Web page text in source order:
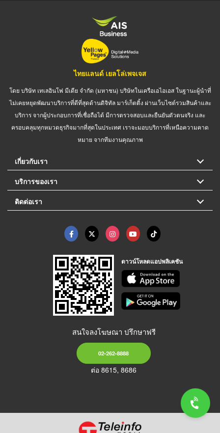
ไทยแลนด์ เยลโล่เพจเจส
โดย บริษัท เทเลอินโฟ มีเดีย จำกัด (มหาชน) บริษัทในเครือเอไอเอส ในฐานะผู้นำที่
ไม่เคยหยุดพัฒนาบริการที่ดีที่สุดด้านดิจิทัล มาร์เก็ตติ้ง ผ่านเว็บไซต์รวมสินค้าและ
บริการ จากผู้ประกอบการที่เชื่อถือได้ มีการตรวจสอบและยืนยันตัวตนจริง และ
ครอบคลุมทุกหมวดธุรกิจมากที่สุดในประเทศ เราจะมอบบริการที่เหนือความคาด
หมาย จากทีมงานคุณภาพ
เกี่ยวกับเรา
บริการของเรา
ติดต่อเรา
ดาวน์โหลดแอปพลิเคชัน
สนใจลงโฆษณา ปรึกษาฟรี
02-262-8888
ต่อ 8615, 8686